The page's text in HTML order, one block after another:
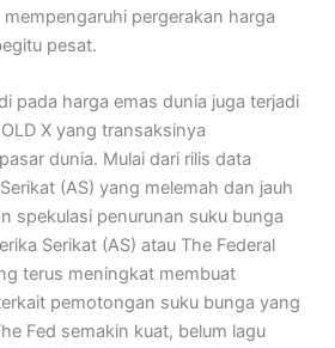
pergerakan harga
pesat.
pada harga emas dunia juga terjadi
X yang transaksinya
dunia. Mulai dari rilis data
(AS) yang melemah dan jauh
spekulasi penurunan suku bunga
Serikat (AS) atau The Federal
terus meningkat membuat
pemotongan suku bunga yang
Fed semakin kuat, belum lagu